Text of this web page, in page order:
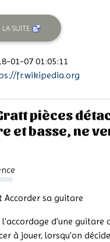
LA SUITE
01-07 01:05:11
fr.wikipedia.org
pièces
et basse, ne
Accorder sa guitare
d'une guitare
à jouer, lorsqu'on